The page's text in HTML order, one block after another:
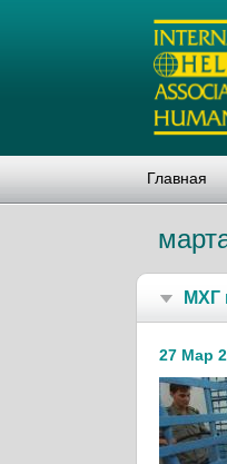
Главная
МХГ
27 Мар